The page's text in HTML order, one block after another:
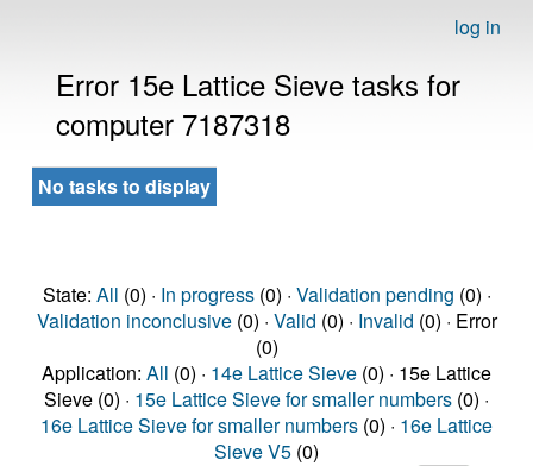
log in
Error 15e Lattice Sieve tasks for
computer 7187318
No tasks to display
State: All (0) · In progress(0) · Validation pending (0) ·
Validation inconclusive(0) · Valid (0) · Invalid (0) · Error
(0)
Application: All (0) · 14e Lattice Sieve (0) · 15e Lattice
Sieve (0) · 15e Lattice Sieve for smaller numbers (0) ·
16e Lattice Sieve for smaller numbers (0) · 16e Lattice
Sieve V5 (0)